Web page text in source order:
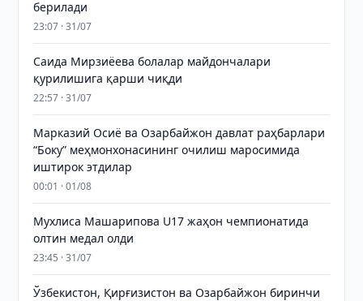
берилади
23:07 · 31/07
Саида Мирзиёева болалар майдончалари
қурилишига қарши чиқди
22:57 · 31/07
Марказий Осиё ва Озарбайжон давлат раҳбарлари
“Боку” меҳмонхонасининг очилиш маросимида
иштирок этдилар
00:01 · 01/08
Мухлиса Машарипова U17 жаҳон чемпионатида
олтин медал олди
23:45 · 31/07
Ўзбекистон, Қирғизистон ва Озарбайжон биринчи